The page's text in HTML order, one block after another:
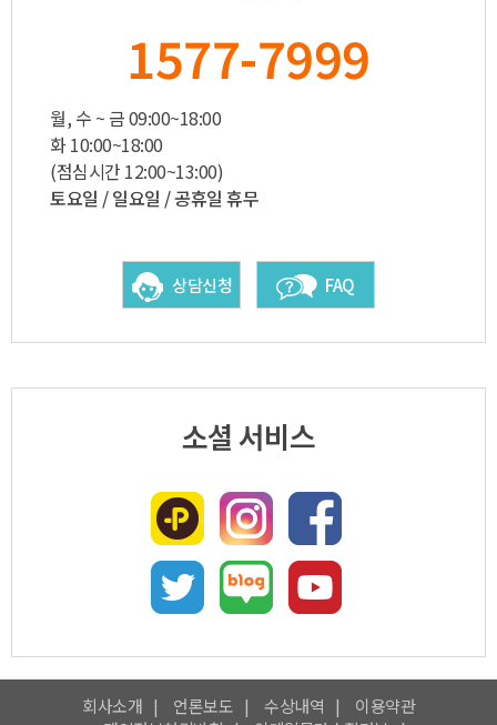
1577-7999
월, 수 ~ 금 09:00~18:00
화 10:00~18:00
(점심시간 12:00~13:00)
토요일 / 일요일 / 공휴일 휴무
상담신청 FAQ
소셜 서비스
회사소개 언론보도 수상내역
이용약관